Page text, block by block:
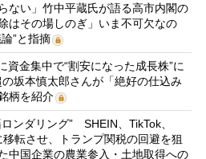
ない」竹中平蔵氏が語る高市内閣の
その場しのぎ」いま不可欠なの
”と指摘
資金集中で“割安になった成長株”に
坂本慎太郎さんが「絶好の仕込み
柄を紹介
ンダリング” SHEIN、TikTok、
転させ、トランプ関税の回避を狙
国企業の農業参入・土地取得への